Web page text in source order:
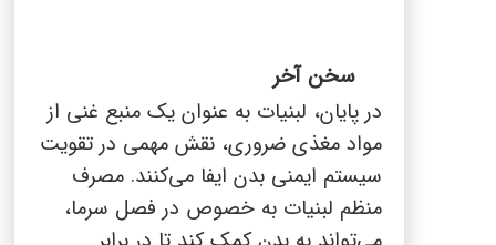
سخن آخر
در پایان، لبنیات به عنوان یک منبع غنی از
مواد مغذی ضروری، نقش مهمی در تقویت
سیستم ایمنی بدن ایفا می‌کنند. مصرف
منظم لبنیات به خصوص در فصل سرما،